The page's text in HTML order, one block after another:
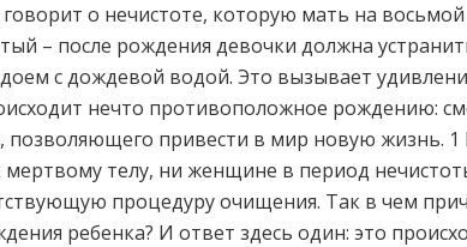
о нечистоте, которую мать на
– после рождения девочки должна
с дождевой водой. Это вызывает
нечто противоположное рождению:
позволяющего привести в мир новую жизнь. 1
мертвому телу, ни женщине в период
процедуру очищения. Так в чем
ребенка? И ответ здесь один: это